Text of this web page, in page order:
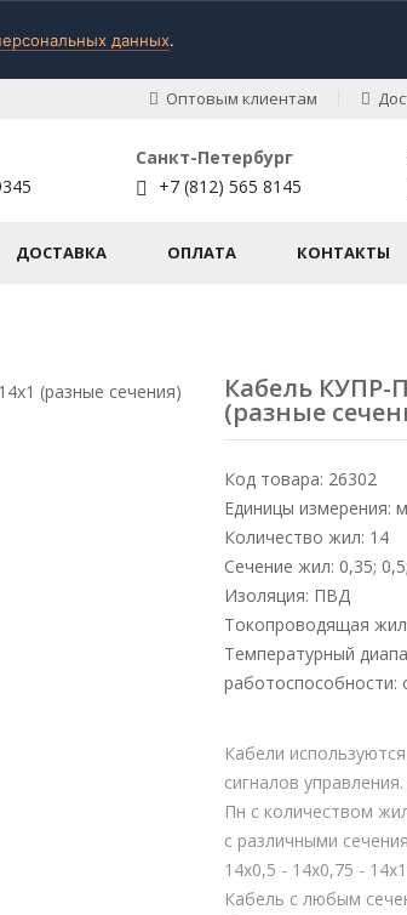
данных.
Оптовым клиентам
Санкт-Петербург
+7 (812) 565 8145
ДОСТАВКА ОПЛАТА КОНТАКТЫ
Кабель КУПР-
(разные
Код товара: 26302
Единицы измерения: м
Количество жил: 14
Сечение жил: 0,35;
Изоляция: ПВД
Токопроводящая
Температурный
работоспособности:
Кабели
сигналов
Пн с количеством
с различными
14х0,5 - 14х0,75 -
Кабель с любым